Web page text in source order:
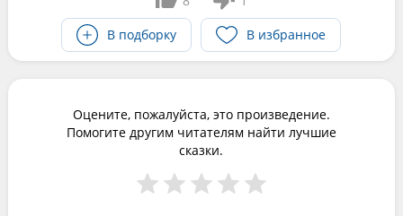
В подборку
В избранное
Оцените, пожалуйста, это произведение.
Помогите другим читателям найти лучшие
сказки.